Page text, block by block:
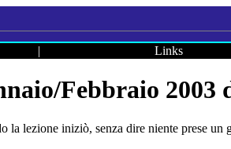
| Links
Febbraio 2003
la lezione iniziò, senza dire niente prese un